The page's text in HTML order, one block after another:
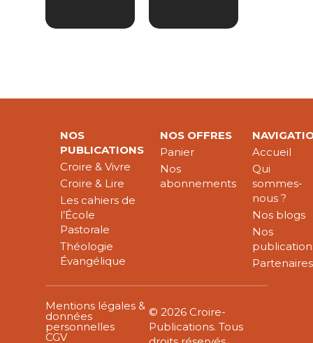
NOS
PUBLICATIONS
Croire & Vivre
Croire & Lire
Les cahiers de
l’École
Pastorale
Théologie
Évangélique
NOS OFFRES
Panier
Nos
abonnements
Accueil
Qui
sommes-
nous ?
Nos blogs
Nos
Partenaires
Mentions légales &
données
personnelles
CGV
© 2026 Croire-
Publications. Tous